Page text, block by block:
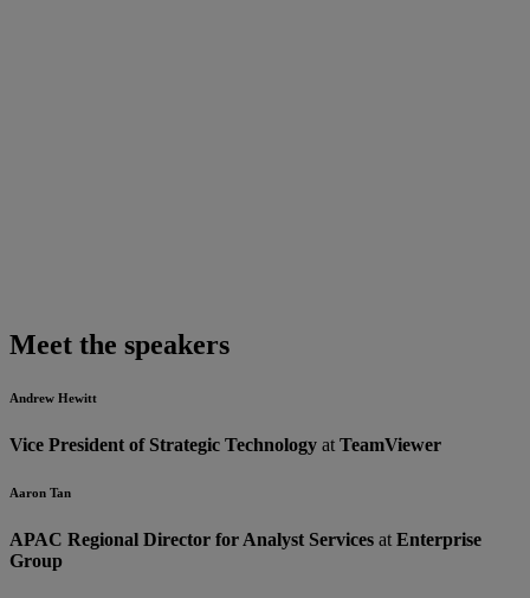
Meet the speakers
Andrew Hewitt
Vice President of Strategic Technology at TeamViewer
Aaron Tan
APAC Regional Director for Analyst Services at Enterprise
Group